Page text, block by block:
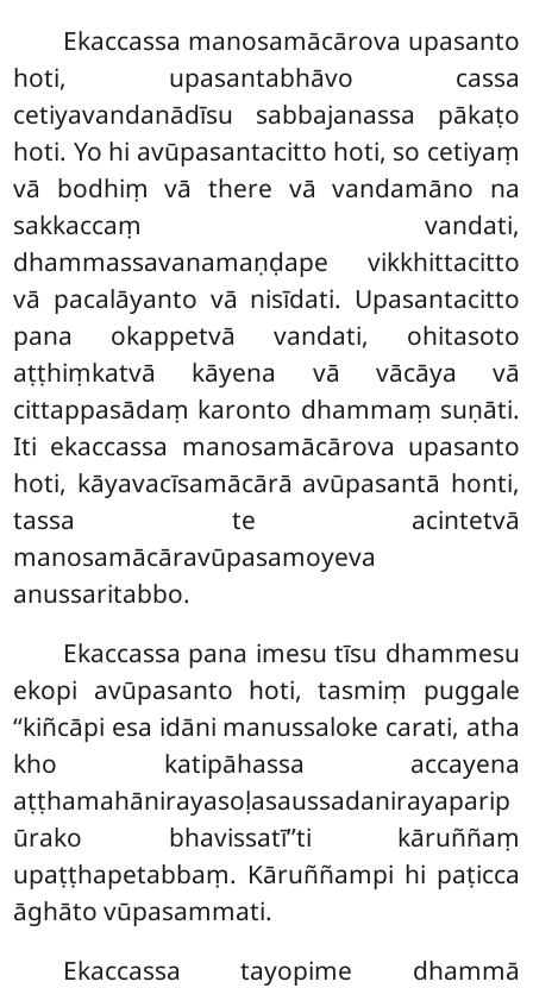
Ekaccassa manosamācārova upasanto
hoti, upasantabhāvo cassa
cetiyavandanādīsu sabbajanassa pākaṭo
hoti. Yo hi avūpasantacitto hoti, so cetiyaṃ
vā bodhiṃ vā there vā vandamāno na
sakkaccaṃ vandati,
dhammassavanamaṇḍape vikkhittacitto
vā pacalāyanto vā nisīdati. Upasantacitto
pana okappetvā vandati, ohitasoto
aṭṭhiṃkatvā kāyena vā vācāya vā
cittappasādaṃ karonto dhammaṃ suṇāti.
Iti ekaccassa manosamācārova upasanto
hoti, kāyavacīsamācārā avūpasantā honti,
tassa te acintetvā
manosamācāravūpasamoyeva
anussaritabbo.
Ekaccassa pana imesu tīsu dhammesu
ekopi avūpasanto hoti, tasmiṃ puggale
‘‘kiñcāpi esa idāni manussaloke carati, atha
kho katipāhassa accayena
aṭṭhamahānirayasoḷasaussadanirayaparip
ūrako bhavissatī’’ti kāruññaṃ
upaṭṭhapetabbaṃ. Kāruññampi hi paṭicca
āghāto vūpasammati.
Ekaccassa tayopime dhammā